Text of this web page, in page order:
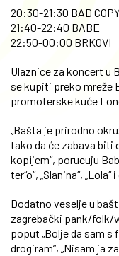
20:30-21:30 BAD
21:40-22:40 BABE
22:50-00:00 BRKOVI
Ulaznice za koncert u
se kupiti preko mreže
promoterske kuće
„Bašta je prirodno
tako da će zabava biti
kopijem“, porucuju
ter“o“, „Slanina“,
Dodatno veselje u
zagrebački pank/folk/
poput „Bolje da sam s
drogiram“, „Nisam ja